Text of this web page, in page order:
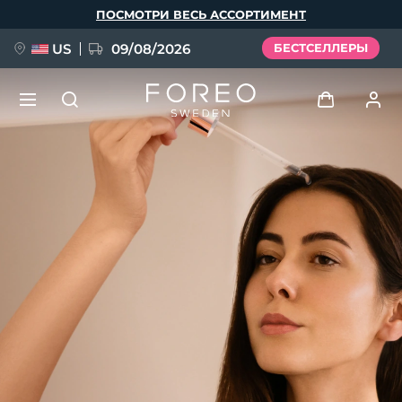
ПОСМОТРИ ВЕСЬ АССОРТИМЕНТ
US 09/08/2026 БЕСТСЕЛЛЕРЫ
Войти
Профиль пользователя
Мои приборы
Мои заказы
Мои адреса
Мои подписки
НОВИНКА
FAQ™ Pure Beauty-Tech Elixir
BREAKING NEWS
issa™ Teeth Whitening Set
English
Español
Français
Português
Русский
Türkçe
繁體中文